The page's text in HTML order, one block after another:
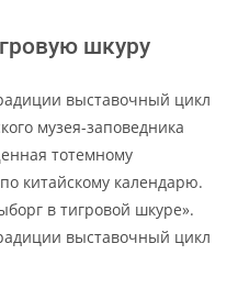
шкуру
выставочный цикл
музея-заповедника
тотемному
китайскому календарю.
в тигровой шкуре».
выставочный цикл